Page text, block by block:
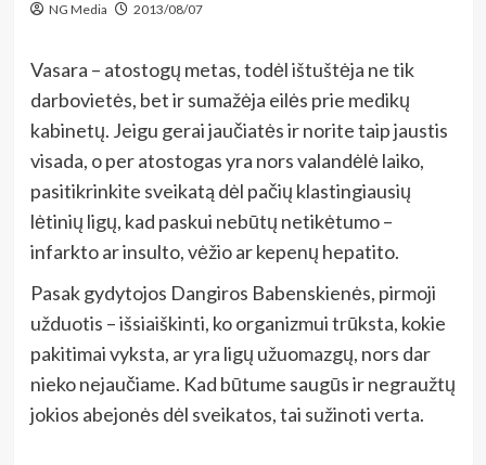
NG Media 2013/08/07
Vasara – atostogų metas, todėl ištuštėja ne tik
darbovietės, bet ir sumažėja eilės prie medikų
kabinetų. Jeigu gerai jaučiatės ir norite taip jaustis
visada, o per atostogas yra nors valandėlė laiko,
pasitikrinkite sveikatą dėl pačių klastingiausių
lėtinių ligų, kad paskui nebūtų netikėtumo –
infarkto ar insulto, vėžio ar kepenų hepatito.
Pasak gydytojos Dangiros Babenskienės, pirmoji
užduotis – išsiaiškinti, ko organizmui trūksta, kokie
pakitimai vyksta, ar yra ligų užuomazgų, nors dar
nieko nejaučiame. Kad būtume saugūs ir negraužtų
jokios abejonės dėl sveikatos, tai sužinoti verta.